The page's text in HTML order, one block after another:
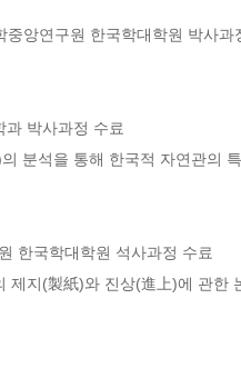
중앙연구원 한국학대학원 박사
과 박사과정 수료
분석을 통해 한국적 자연관의
한국학대학원 석사과정 수료
제지(製紙)와 진상(進上)에 관한